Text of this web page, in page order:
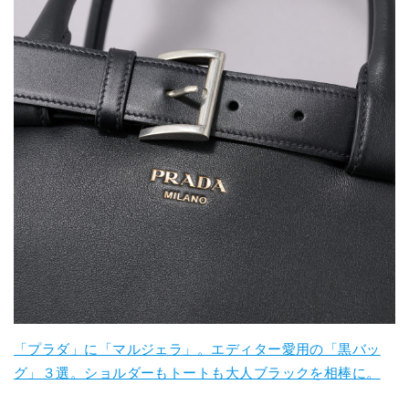
「プラダ」に「マルジェラ」。エディター愛用の「黒バッ
グ」３選。ショルダーもトートも大人ブラックを相棒に。